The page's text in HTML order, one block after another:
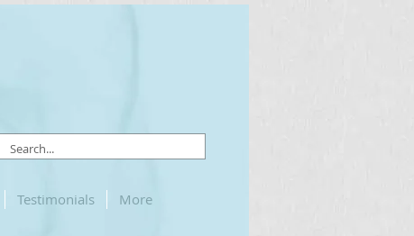
Testimonials More